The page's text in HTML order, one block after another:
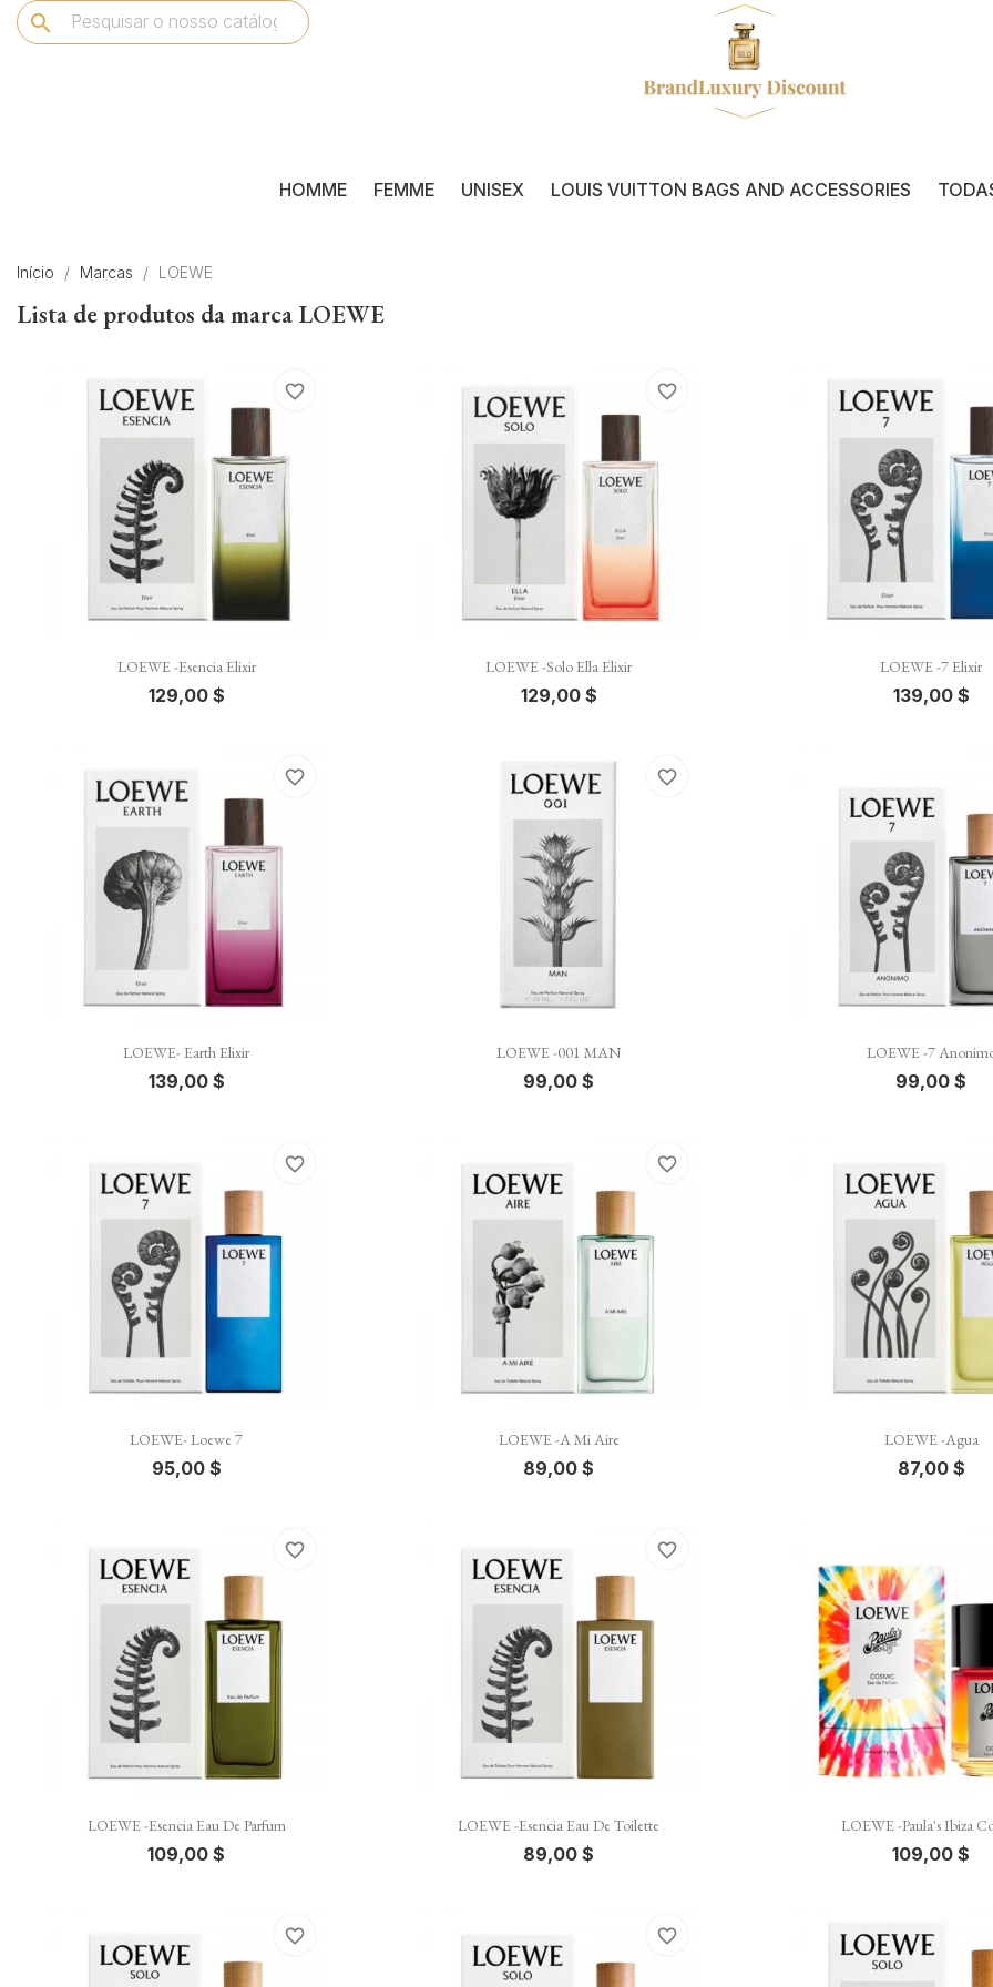
search
HOMME FEMME UNISEX LOUIS VUITTON BAGS AND ACCESSORIES
Início Marcas LOEWE
Lista de produtos da marca LOEWE
Vista rápida
LOEWE -Esencia Elixir
129,00 $
favorite_border
Vista rápida
LOEWE -Solo Ella Elixir
129,00 $
favorite_border
Vista rápida
LOEWE -7 Elixir
139,00 $
Vista rápida
LOEWE- Earth Elixir
139,00 $
favorite_border
Vista rápida
LOEWE -001 MAN
99,00 $
favorite_border
Vista rápida
LOEWE -7
99,00 $
Vista rápida
LOEWE- Loewe 7
95,00 $
favorite_border
Vista rápida
LOEWE -A Mi Aire
89,00 $
favorite_border
Vista rápida
LOEWE -Agua
87,00 $
Vista rápida
LOEWE -Esencia Eau De Parfum
109,00 $
favorite_border
Vista rápida
LOEWE -Esencia Eau De Toilette
89,00 $
favorite_border
 Vista rápida
LOEWE -Paula's Ibiza
109,00 $
favorite_border favorite_border